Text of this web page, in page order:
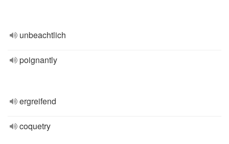
unbeachtlich
poignantly
ergreifend
coquetry